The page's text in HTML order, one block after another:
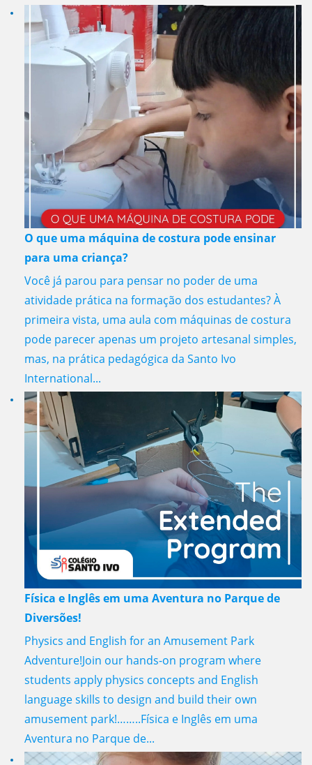
O que uma máquina de costura pode ensinar
para uma criança?
Você já parou para pensar no poder de uma
atividade prática na formação dos estudantes? À
primeira vista, uma aula com máquinas de costura
pode parecer apenas um projeto artesanal simples,
mas, na prática pedagógica da Santo Ivo
International...
Física e Inglês em uma Aventura no Parque de
Diversões!
Physics and English for an Amusement Park
Adventure!Join our hands-on program where
students apply physics concepts and English
language skills to design and build their own
amusement park!……..Física e Inglês em uma
Aventura no Parque de...